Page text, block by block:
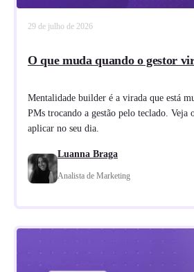
29 de julho de 2026
O que muda quando o gestor
Mentalidade builder é a virada que está
PMs trocando a gestão pelo teclado. Veja
aplicar no seu dia.
Luanna Braga
Analista de Marketing